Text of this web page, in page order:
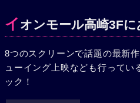
イ オンモール高崎3Fに
8つのスクリーンで話題の最新
ューイング上映なども行ってい
ック！